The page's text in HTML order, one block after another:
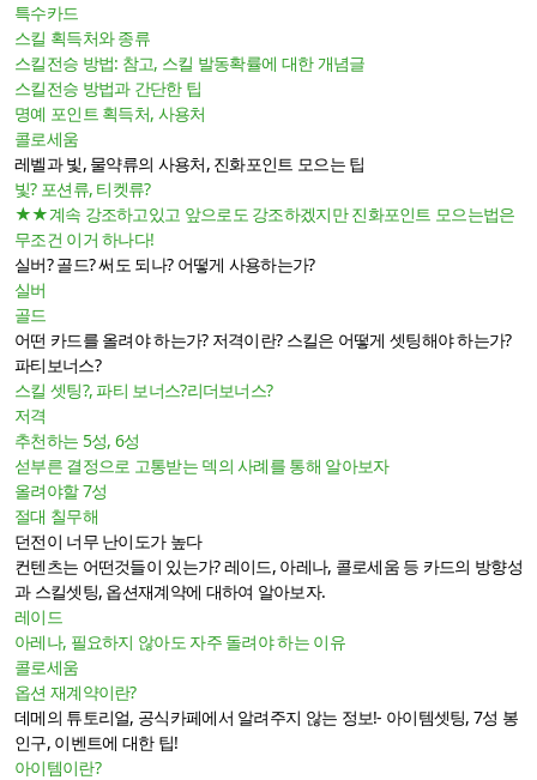
특수카드
스킬 획득처와 종류
스킬전승 방법: 참고, 스킬 발동확률에 대한 개념글
스킬전승 방법과 간단한 팁
명예 포인트 획득처, 사용처
콜로세움
레벨과 빛, 물약류의 사용처, 진화포인트 모으는 팁
빛? 포션류, 티켓류?
★★계속 강조하고있고 앞으로도 강조하겠지만 진화포인트 모으는법은
무조건 이거 하나다!
실버? 골드? 써도 되나? 어떻게 사용하는가?
실버
골드
어떤 카드를 올려야 하는가? 저격이란? 스킬은 어떻게 셋팅해야 하는가?
파티보너스?
스킬 셋팅?, 파티 보너스?리더보너스?
저격
추천하는 5성, 6성
섣부른 결정으로 고통받는 덱의 사례를 통해 알아보자
올려야할 7성
절대 칠무해
던전이 너무 난이도가 높다
컨텐츠는 어떤것들이 있는가? 레이드, 아레나, 콜로세움 등 카드의 방향성
과 스킬셋팅, 옵션재계약에 대하여 알아보자.
레이드
아레나, 필요하지 않아도 자주 돌려야 하는 이유
콜로세움
옵션 재계약이란?
데메의 튜토리얼, 공식카페에서 알려주지 않는 정보!- 아이템셋팅, 7성 봉
인구, 이벤트에 대한 팁!
아이템이란?